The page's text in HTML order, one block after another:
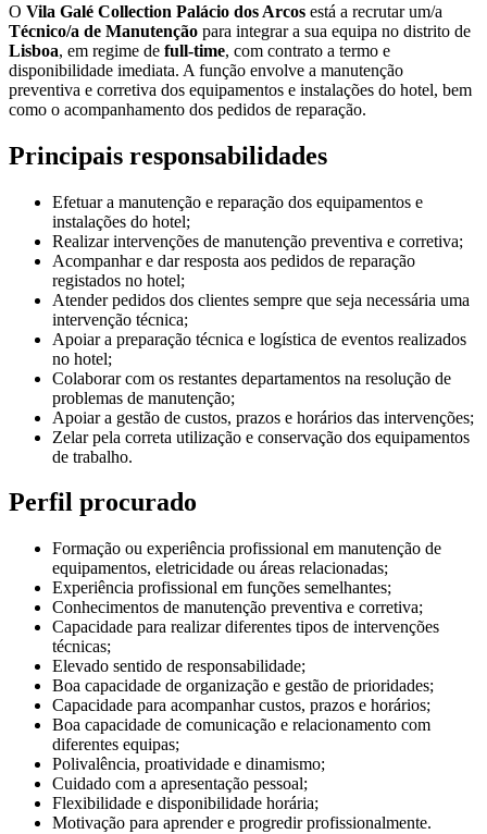
O Vila Galé Collection Palácio dos Arcos está a recrutar um/a
Técnico/a de Manutenção para integrar a sua equipa no distrito de
Lisboa, em regime de full-time, com contrato a termo e
disponibilidade imediata. A função envolve a manutenção
preventiva e corretiva dos equipamentos e instalações do hotel, bem
como o acompanhamento dos pedidos de reparação.
Principais responsabilidades
Efetuar a manutenção e reparação dos equipamentos e
instalações do hotel;
Realizar intervenções de manutenção preventiva e corretiva;
Acompanhar e dar resposta aos pedidos de reparação
registados no hotel;
Atender pedidos dos clientes sempre que seja necessária uma
intervenção técnica;
Apoiar a preparação técnica e logística de eventos realizados
no hotel;
Colaborar com os restantes departamentos na resolução de
problemas de manutenção;
Apoiar a gestão de custos, prazos e horários das intervenções;
Zelar pela correta utilização e conservação dos equipamentos
de trabalho.
Perfil procurado
Formação ou experiência profissional em manutenção de
equipamentos, eletricidade ou áreas relacionadas;
Experiência profissional em funções semelhantes;
Conhecimentos de manutenção preventiva e corretiva;
Capacidade para realizar diferentes tipos de intervenções
técnicas;
Elevado sentido de responsabilidade;
Boa capacidade de organização e gestão de prioridades;
Capacidade para acompanhar custos, prazos e horários;
Boa capacidade de comunicação e relacionamento com
diferentes equipas;
Polivalência, proatividade e dinamismo;
Cuidado com a apresentação pessoal;
Flexibilidade e disponibilidade horária;
Motivação para aprender e progredir profissionalmente.